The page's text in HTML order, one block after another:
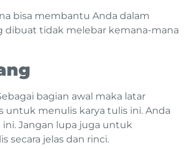
bisa membantu Anda dalam
dibuat tidak melebar kemana-mana
bagian awal maka latar
untuk menulis karya tulis ini. Anda
Jangan lupa juga untuk
secara jelas dan rinci.